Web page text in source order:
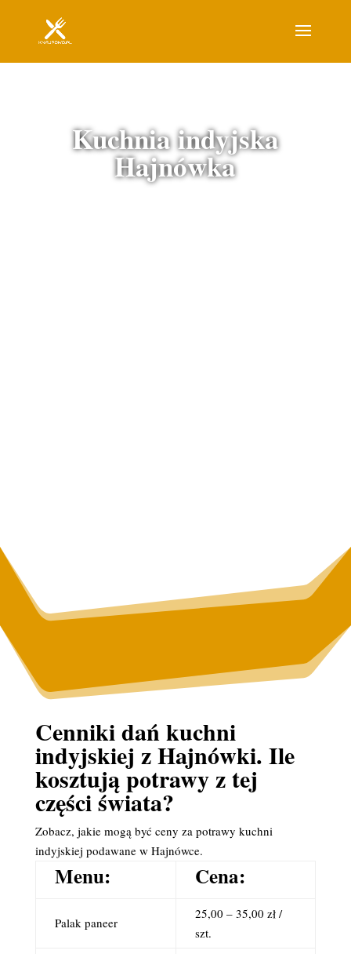
Kuchnia indyjska
Hajnówka
Cenniki dań kuchni
indyjskiej z Hajnówki. Ile
kosztują potrawy z tej
części świata?
Zobacz, jakie mogą być ceny za potrawy kuchni
indyjskiej podawane w Hajnówce.
Menu: Cena:
Palak paneer
25,00 – 35,00 zł /
szt.